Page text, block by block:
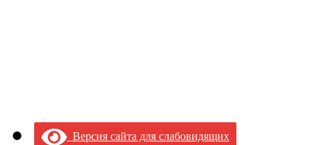
Версия сайта для слабовидящих